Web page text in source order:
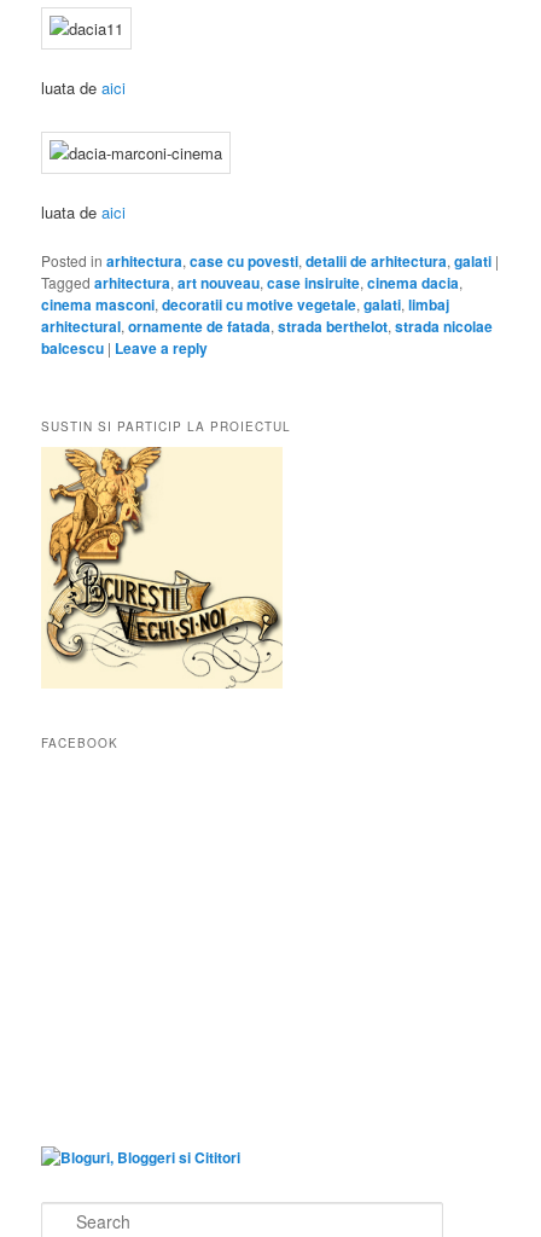
luata deaici
luata deaici
Posted in arhitectura,case cu povesti,detalii de arhitectura,galati |
Tagged arhitectura,art nouveau,case insiruite,cinema dacia,
cinema masconi,decoratii cu motive vegetale,galati,limbaj
arhitectural,ornamente de fatada,strada berthelot,strada nicolae
balcescu | Leave a reply
SUSTIN SI PARTICIP LA PROIECTUL
FACEBOOK